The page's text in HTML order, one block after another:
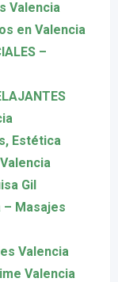
Valencia
en Valencia
–
Estética
Gil
– Masajes
Valencia
Valencia